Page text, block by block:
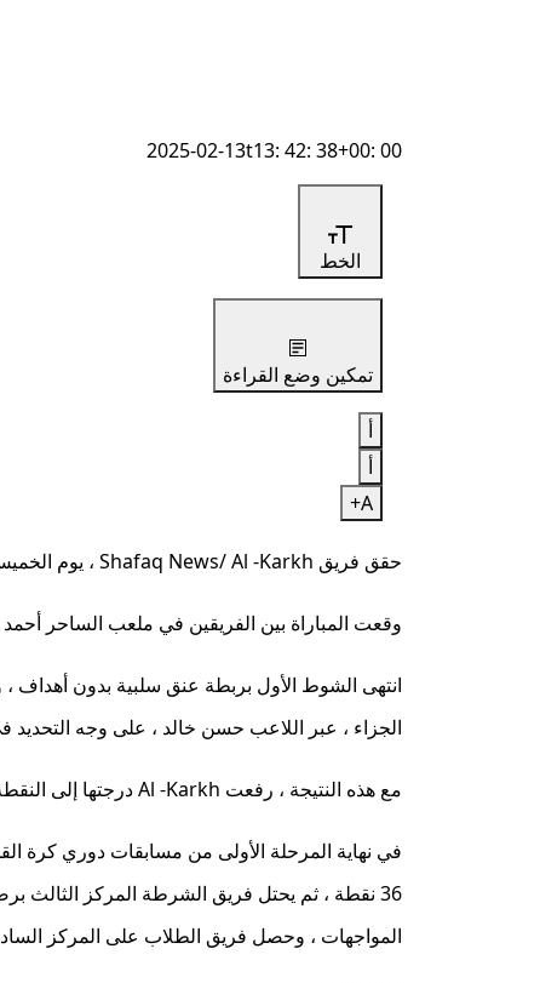
2025-02-13t13: 42: 38+00: 00
الخط
تمكين وضع القراءة
أ
أ
A+
حقق فريق Shafaq News/ Al -Karkh ، يوم الخميس ، انتصارًا قاتلاً على ضيفه ، باصرا أويل ، بهدف ، في افتتاح مباريات المرحلة الثانية من دوري كرة القدم العراقي.
وقعت المباراة بين الفريقين في ملعب الساحر
انتهى الشوط الأول بربطة عنق سلبية بدون
الجزاء ، عبر اللاعب حسن خالد ، على وجه التحديد في 90+3
مع هذه النتيجة ، رفعت Al -Karkh درجتها إلى النقطة 25 في المركز الثاني عشر ، وتوازن زيت البصرة يتجمد في النقطة 20 في المركز السابع عشر.
المواجهات ، وحصل فريق الطلاب على المركز السادس